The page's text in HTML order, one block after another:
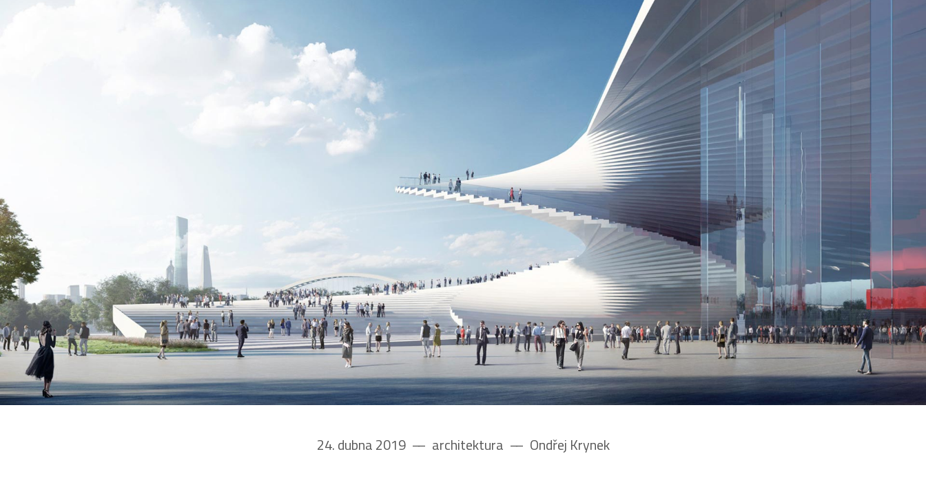
24. dubna 2019 –– architektura –– Ondřej Krynek